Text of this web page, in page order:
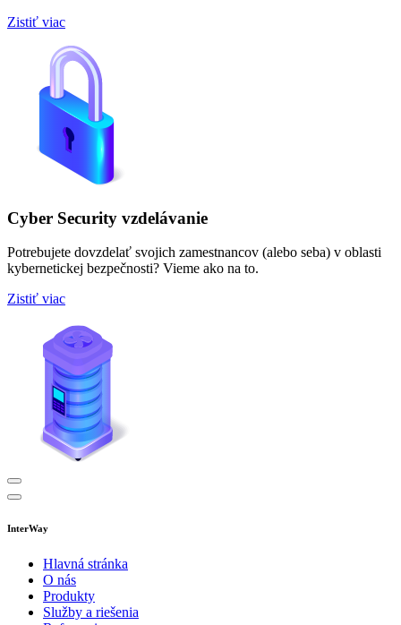
Zistiť viac
Cyber Security vzdelávanie
Potrebujete dovzdelať svojich zamestnancov (alebo seba) v oblasti
kybernetickej bezpečnosti? Vieme ako na to.
Zistiť viac
InterWay
Hlavná stránka
O nás
Produkty
Služby a riešenia